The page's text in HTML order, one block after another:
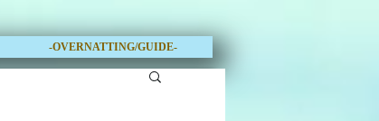
-OVERNATTING/GUIDE-